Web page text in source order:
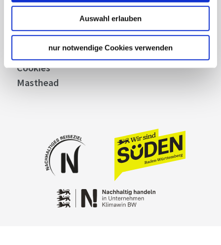
Auswahl erlauben
nur notwendige Cookies verwenden
Picture Database
General terms and conditions
Privacy policy
Contact
Cookies
Masthead